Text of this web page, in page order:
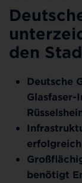
den
Deutsche
benötigt